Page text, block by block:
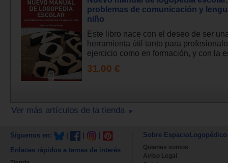
problemas de comunicación y
niño
Este libro nace con el deseo de ser
herramienta útil tanto para
ejercicio como en formación, y con la
31.00 €
Ver más artículos de la tienda
Síguenos en:
Enlaces rápidos a temas de interés
Sobre EspacioLogopédico
Quienes somos
Aviso Legal